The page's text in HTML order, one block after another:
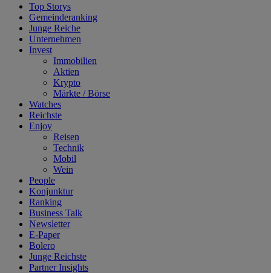
Top Storys
Gemeinderanking
Junge Reiche
Unternehmen
Invest
Immobilien
Aktien
Krypto
Märkte / Börse
Watches
Reichste
Enjoy
Reisen
Technik
Mobil
Wein
People
Konjunktur
Ranking
Business Talk
Newsletter
E-Paper
Bolero
Junge Reichste
Partner Insights